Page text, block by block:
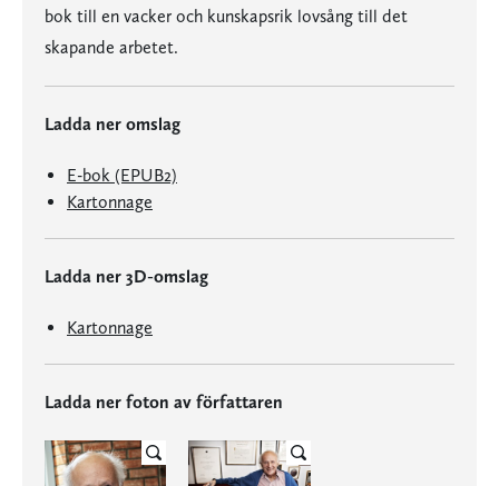
bok till en vacker och kunskapsrik lovsång till det
skapande arbetet.
Ladda ner omslag
E-bok (EPUB2)
Kartonnage
Ladda ner 3D-omslag
Kartonnage
Ladda ner foton av författaren